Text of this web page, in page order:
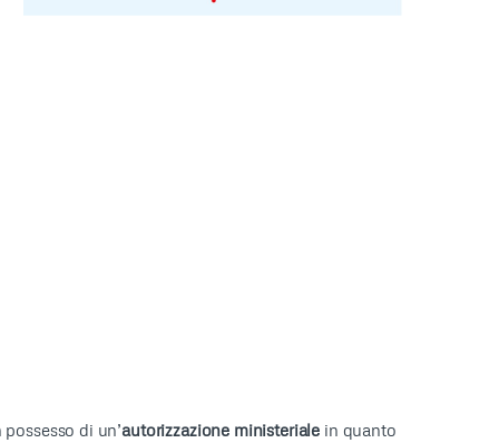
di un’autorizzazione ministeriale in quanto